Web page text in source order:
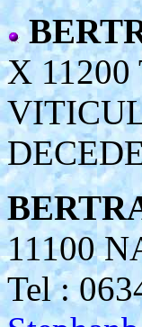
X
11100
Tel :